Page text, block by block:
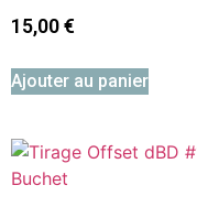
15,00€
Ajouter au panier